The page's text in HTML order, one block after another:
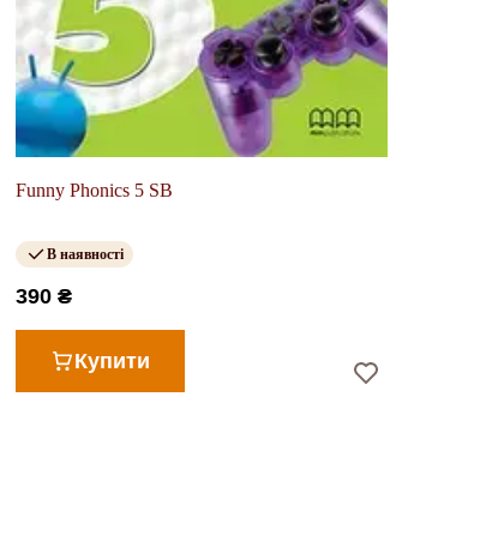
Funny Phonics 5 SB
В наявності
390 ₴
Купити